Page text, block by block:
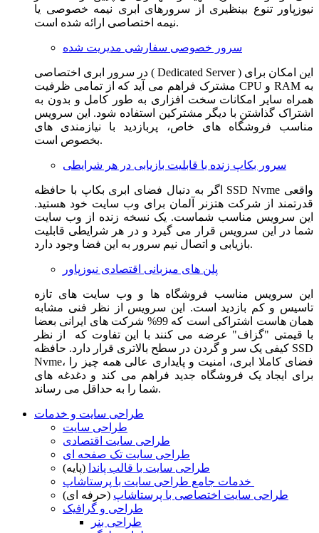
نیوزپاور تنوع بینظیری از سرورهای ابری نیمه خصوصی یا
نیمه اختصاصی ارائه شده است.
سرور خصوصی سفارشی مدیریت شده
در سرور ابری اختصاصی ( Dedicated Server ) این امکان برای
مشترک فراهم می آید که از تمامی ظرفیت CPU و RAM به
همراه سایر امکانات سخت افزاری به طور کامل و بدون به
اشتراک گذاشتن با دیگر مشترکین استفاده شود. این سرویس
مناسب فروشگاه های خاص، پربازدید با نیازمندی های
بخصوص است.
سرور بکاپ زنده با قابلیت بازیابی در هر شرایطی
اگر به دنبال فضای ابری بکاپ با حافظه SSD Nvme واقعی
قدرتمند از شرکت هتزنر آلمان برای وب سایت خود هستید.
این سرویس مناسب شماست. یک نسخه زنده از وب سایت
شما در این سرویس قرار می گیرد و در هر شرایطی قابلیت
بازیابی و اتصال نیم سرور به این فضا وجود دارد.
پلن های میزبانی اقتصادی نیوزپاور
این سرویس مناسب فروشگاه ها و وب سایت های تازه
تاسیس و کم بازدید است. این سرویس از نظر فنی مشابه
همان هاست اشتراکی است که 99% شرکت های ایرانی بعضا
با قیمتی "گزاف" عرضه می کنند با این تفاوت که از نظر
کیفی یک سر و گردن در سطح بالاتری قرار دارد. حافظه SSD
Nvme، فضای کاملا ابری، امنیت و پایداری عالی همه چیز را
برای ایجاد یک فروشگاه جدید فراهم می کند و دغدغه های
شما را به حداقل می رساند.
طراحی سایت و خدمات
طراحی سایت
طراحی سایت اقتصادی
طراحی سایت تک صفحه ای
طراحی سایت با قالب پاندا (پایه)
طراحی سایت اختصاصی با پرستاشاپ (حرفه ای)
طراحی و گرافیک
طراحی بنر